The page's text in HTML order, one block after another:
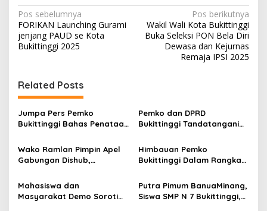
N
a
v
g
a
s
p
o
s
Pos sebelumnya
FORIKAN Launching Gurami
jenjang PAUD se Kota
Bukittinggi 2025
Pos berikutnya
Wakil Wali Kota Bukittinggi
Buka Seleksi PON Bela Diri
Dewasa dan Kejurnas
Remaja IPSI 2025
Related Posts
Jumpa Pers Pemko
Bukittinggi Bahas Penataan
Kampus UFDK
Pemko dan DPRD
Bukittinggi Tandatangani
Perubahan KUA-PPAS APBD
2026
Wako Ramlan Pimpin Apel
Gabungan Dishub,
Persiapan Angkutan Gratis
Pelajar
Himbauan Pemko
Bukittinggi Dalam Rangka
Tahun ke-81 Kemerdekaan
Republik Indonesia
Mahasiswa dan
Masyarakat Demo Soroti
Putra Pimum BanuaMinang,
Siswa SMP N 7 Bukittinggi,